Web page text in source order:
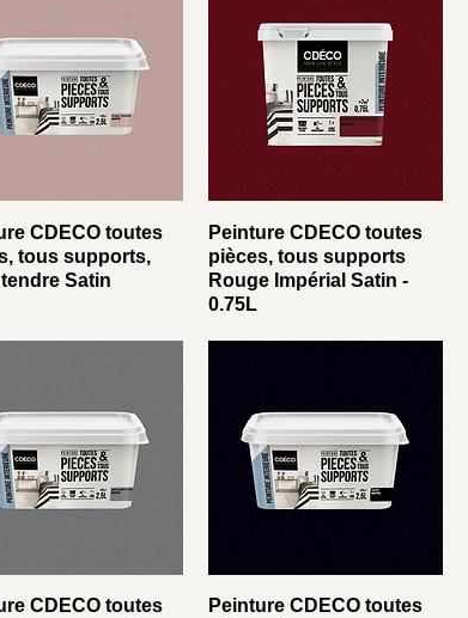
CDECO toutes
tous supports,
Satin
Peinture CDECO toutes
pièces, tous supports
Rouge Impérial Satin -
0.75L
CDECO toutes
Peinture CDECO toutes